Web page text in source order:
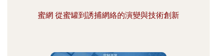
蜜網 從蜜罐到誘捕網絡的演變與技術創新